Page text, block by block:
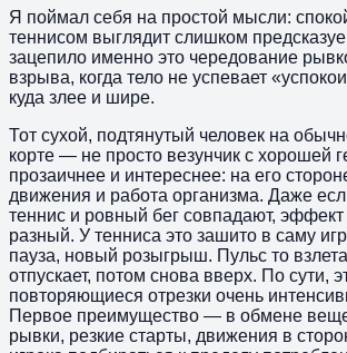
Я поймал себя на простой мысли:
теннисом выглядит слишком
зацепило именно это чередование
взрыва, когда тело не успевает
куда злее и шире.
Тот сухой, подтянутый человек на
корте — не просто везунчик с хорошей
прозаичнее и интереснее: на его
движения и работа организма. Даже
теннис и ровный бег совпадают,
разный. У тенниса это зашито в саму
пауза, новый розыгрыш. Пульс то
отпускает, потом снова вверх. По сути,
повторяющиеся отрезки очень
Первое преимущество — в обмене
рывки, резкие старты, движения в